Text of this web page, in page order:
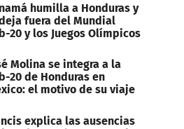
humilla a Honduras y
fuera del Mundial
20 y los Juegos Olímpicos
Molina se integra a la
20 de Honduras en
el motivo de su viaje
explica las ausencias